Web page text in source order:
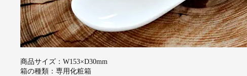
商品サイズ：W153×D30mm
箱の種類：専用化粧箱